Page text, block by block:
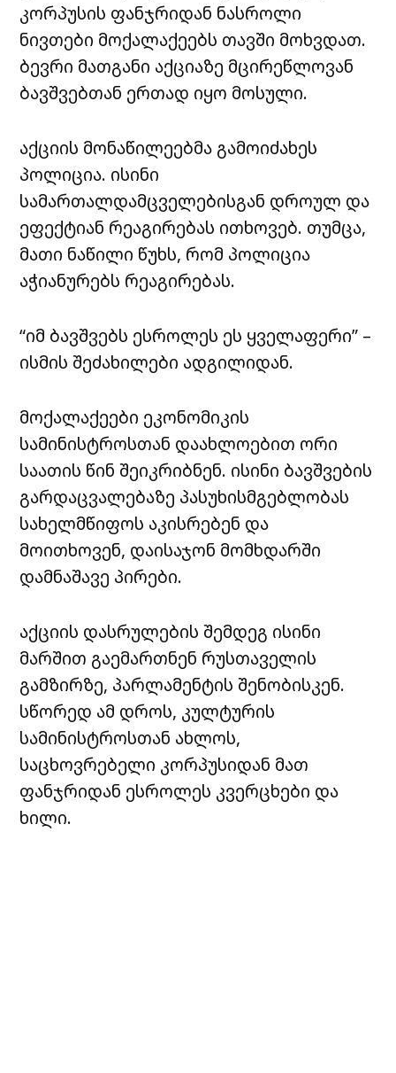
კორპუსის ფანჯრიდან ნასროლი
ნივთები მოქალაქეებს თავში მოხვდათ.
ბევრი მათგანი აქციაზე მცირეწლოვან
ბავშვებთან ერთად იყო მოსული.
აქციის მონაწილეებმა გამოიძახეს
პოლიცია. ისინი
სამართალდამცველებისგან დროულ და
ეფექტიან რეაგირებას ითხოვებ. თუმცა,
მათი ნაწილი წუხს, რომ პოლიცია
აჭიანურებს რეაგირებას.
“იმ ბავშვებს ესროლეს ეს ყველაფერი” –
ისმის შეძახილები ადგილიდან.
მოქალაქეები ეკონომიკის
სამინისტროსთან დაახლოებით ორი
საათის წინ შეიკრიბნენ. ისინი ბავშვების
გარდაცვალებაზე პასუხისმგებლობას
სახელმწიფოს აკისრებენ და
მოითხოვენ, დაისაჯონ მომხდარში
დამნაშავე პირები.
აქციის დასრულების შემდეგ ისინი
მარშით გაემართნენ რუსთაველის
გამზირზე, პარლამენტის შენობისკენ.
სწორედ ამ დროს, კულტურის
სამინისტროსთან ახლოს,
საცხოვრებელი კორპუსიდან მათ
ფანჯრიდან ესროლეს კვერცხები და
ხილი.